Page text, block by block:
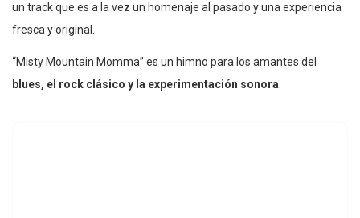
un track que es a la vez un homenaje al pasado y una experiencia
fresca y original.
“Misty Mountain Momma” es un himno para los amantes del
blues, el rock clásico y la experimentación sonora